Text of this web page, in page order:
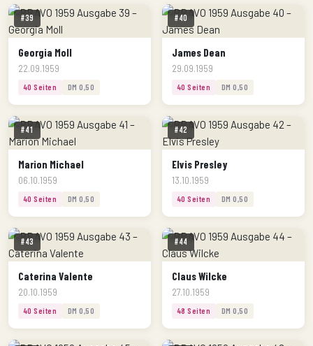
#39
Georgia Moll
22.09.1959
40 Seiten DM 0,50
#40
James Dean
29.09.1959
40 Seiten DM 0,50
#41
Marion Michael
06.10.1959
40 Seiten DM 0,50
#42
Elvis Presley
13.10.1959
40 Seiten DM 0,50
#43
Caterina Valente
20.10.1959
40 Seiten DM 0,50
#44
Claus Wilcke
27.10.1959
48 Seiten DM 0,50